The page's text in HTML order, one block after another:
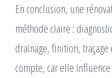
En conclusion, une
méthode claire :
drainage, finition,
compte, car elle